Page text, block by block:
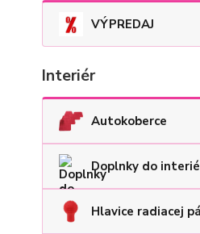
VÝPREDAJ
Interiér
Autokoberce
Doplnky do
Hlavice radiacej